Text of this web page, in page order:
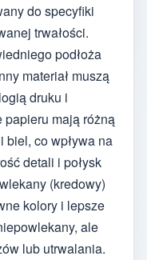
do specyfiki
trwałości.
podłoża
materiał muszą
druku i
papieru mają różną
biel, co wpływa na
detali i połysk
(kredowy)
kolory i lepsze
ale
lub utrwalania.